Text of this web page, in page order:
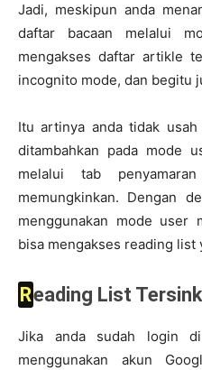
Jadi, meskipun anda
daftar bacaan melalui
mengakses daftar artikle
incognito mode, dan begitu
Itu artinya anda tidak
ditambahkan pada mode
melalui tab
memungkinkan. Dengan
menggunakan mode user
bisa mengakses reading list
Reading List
Jika anda sudah login
menggunakan akun